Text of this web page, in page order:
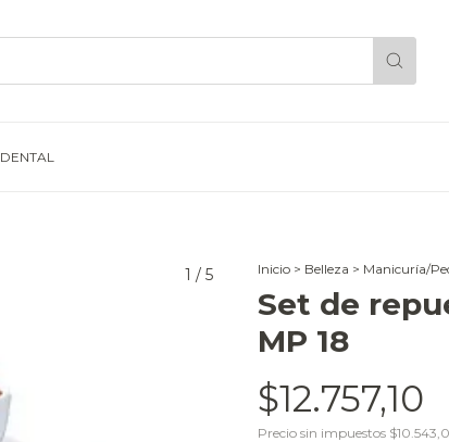
DENTAL
1 / 5 Inicio > Belleza > Manicuría/
Set de
MP 18
$12.757,10
Precio sin impuestos